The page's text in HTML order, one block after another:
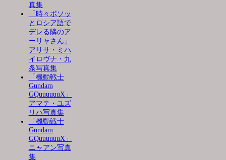
真集
「時々ボソッ
とロシア語で
デレる隣のア
ーリャさん」
アリサ・ミハ
イロヴナ・九
条写真集
「機動戦士
Gundam
GQuuuuuuX」
アマテ・ユズ
リハ写真集
「機動戦士
Gundam
GQuuuuuuX」
ニャアン写真
集